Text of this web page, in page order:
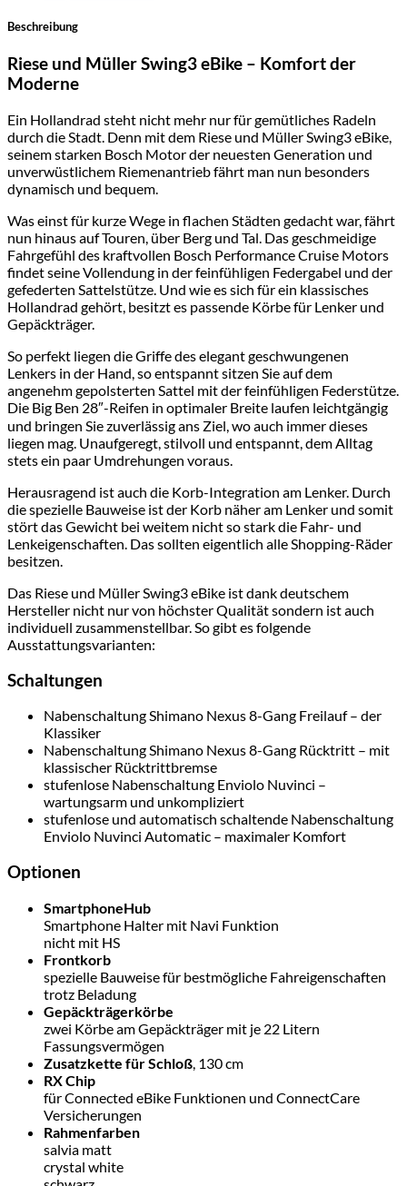
Beschreibung
Riese und Müller Swing3 eBike – Komfort der
Moderne
Ein Hollandrad steht nicht mehr nur für gemütliches Radeln
durch die Stadt. Denn mit dem Riese und Müller Swing3 eBike,
seinem starken Bosch Motor der neuesten Generation und
unverwüstlichem Riemenantrieb fährt man nun besonders
dynamisch und bequem.
Was einst für kurze Wege in flachen Städten gedacht war, fährt
nun hinaus auf Touren, über Berg und Tal. Das geschmeidige
Fahrgefühl des kraftvollen Bosch Performance Cruise Motors
findet seine Vollendung in der feinfühligen Federgabel und der
gefederten Sattelstütze. Und wie es sich für ein klassisches
Hollandrad gehört, besitzt es passende Körbe für Lenker und
Gepäckträger.
So perfekt liegen die Griffe des elegant geschwungenen
Lenkers in der Hand, so entspannt sitzen Sie auf dem
angenehm gepolsterten Sattel mit der feinfühligen Federstütze.
Die Big Ben 28″-Reifen in optimaler Breite laufen leichtgängig
und bringen Sie zuverlässig ans Ziel, wo auch immer dieses
liegen mag. Unaufgeregt, stilvoll und entspannt, dem Alltag
stets ein paar Umdrehungen voraus.
Herausragend ist auch die Korb-Integration am Lenker. Durch
die spezielle Bauweise ist der Korb näher am Lenker und somit
stört das Gewicht bei weitem nicht so stark die Fahr- und
Lenkeigenschaften. Das sollten eigentlich alle Shopping-Räder
besitzen.
Das Riese und Müller Swing3 eBike ist dank deutschem
Hersteller nicht nur von höchster Qualität sondern ist auch
individuell zusammenstellbar. So gibt es folgende
Ausstattungsvarianten:
Schaltungen
Nabenschaltung Shimano Nexus 8-Gang Freilauf – der
Klassiker
Nabenschaltung Shimano Nexus 8-Gang Rücktritt – mit
klassischer Rücktrittbremse
stufenlose Nabenschaltung Enviolo Nuvinci –
wartungsarm und unkompliziert
stufenlose und automatisch schaltende Nabenschaltung
Enviolo Nuvinci Automatic – maximaler Komfort
Optionen
SmartphoneHub
Smartphone Halter mit Navi Funktion
nicht mit HS
Frontkorb
spezielle Bauweise für bestmögliche Fahreigenschaften
trotz Beladung
Gepäckträgerkörbe
zwei Körbe am Gepäckträger mit je 22 Litern
Fassungsvermögen
Zusatzkette für Schloß, 130 cm
RX Chip
für Connected eBike Funktionen und ConnectCare
Versicherungen
Rahmenfarben
salvia matt
crystal white